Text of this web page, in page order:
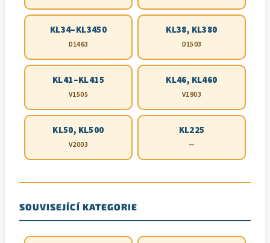
KL34–KL3450
D1463
KL38, KL380
D1503
KL41–KL415
V1505
KL46, KL460
V1903
KL50, KL500
V2003
KL225
—
SOUVISEJÍCÍ KATEGORIE